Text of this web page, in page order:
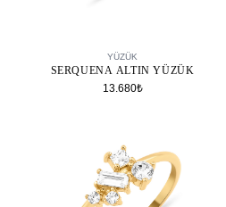
YÜZÜK
SERQUENA ALTIN YÜZÜK
13.680₺